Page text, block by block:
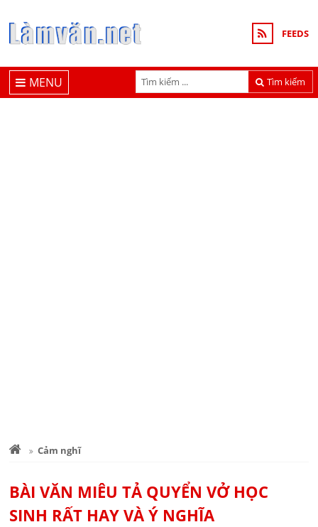
FEEDS
Tìm kiếm
MENU
Cảm nghĩ
BÀI VĂN MIÊU TẢ QUYỂN VỞ HỌC
SINH RẤT HAY VÀ Ý NGHĨA